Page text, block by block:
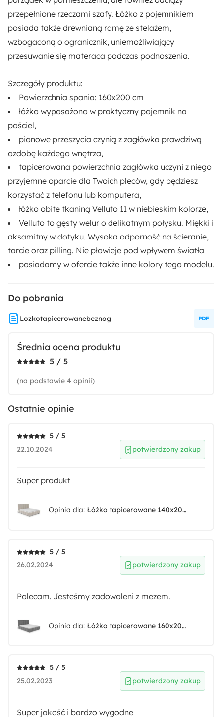
Bez materaca Pojemnik na pościel
przepełnione rzeczami szafy. Łóżko z pojemnikiem
posiada także drewnianą ramę ze stelażem,
wzbogaconą o ogranicznik, uniemożliwiający
przesuwanie się materaca podczas podnoszenia.
Szczegóły produktu:
Powierzchnia spania: 160x200 cm
łóżko wyposażono w praktyczny pojemnik na
pościel,
pionowe przeszycia czynią z zagłówka prawdziwą
ozdobę każdego wnętrza,
tapicerowana powierzchnia zagłówka uczyni z niego
przyjemne oparcie dla Twoich pleców, gdy będziesz
korzystać z telefonu lub komputera,
łóżko obite tkaniną Velluto 11 w niebieskim kolorze,
Velluto to gęsty welur o delikatnym połysku. Miękki i
aksamitny w dotyku. Wysoka odporność na ścieranie,
tarcie oraz pilling. Nie płowieje pod wpływem światła
posiadamy w ofercie także inne kolory tego modelu.
Do pobrania
Lozkotapicerowanebeznog
Średnia ocena produktu
5 / 5
(na podstawie 4 opinii)
Ostatnie opinie
5 / 5
22.10.2024
potwierdzony zakup
Super produkt
Opinia dla: Łóżko tapicerowane 140x200 cm Bodera z pojemnikiem kremowe w tkaninie hydrofobowej
5 / 5
26.02.2024
potwierdzony zakup
Polecam. Jesteśmy zadowoleni z mezem.
Opinia dla: Łóżko tapicerowane 160x200 cm Bodera z pojemnikiem szare w tkaninie hydrofobowej
5 / 5
25.02.2023
potwierdzony zakup
Super jakość i bardzo wygodne